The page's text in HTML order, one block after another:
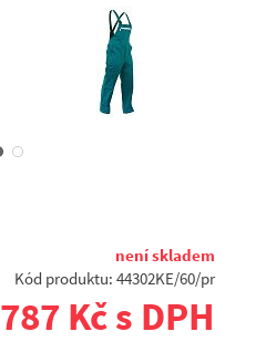
není skladem
Kód produktu: 44302KE/60/pr
787 Kč s DPH